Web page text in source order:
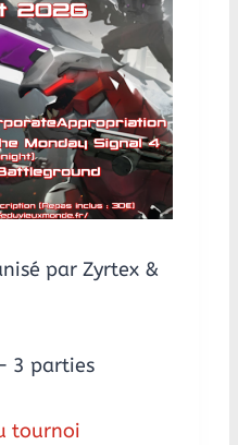
par Zyrtex &
3 parties
tournoi